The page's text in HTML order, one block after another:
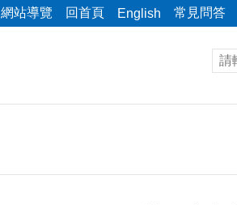
網站導覽 回首頁 English 常見問答